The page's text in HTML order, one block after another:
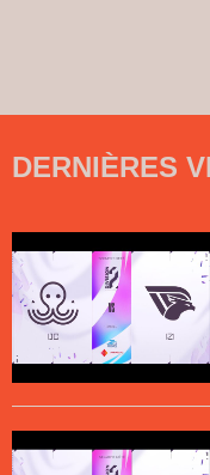
DERNIÈRES